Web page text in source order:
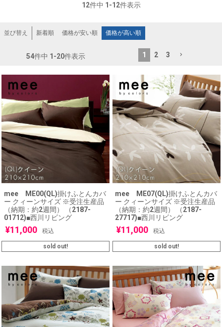
12件中 1 -12件表示
並び替え 新着順 価格が安い順 価格が高い順
54件中 1 -20件表示 1 2 3
mee ME00(QL)掛けふとんカバ
ー クィーンサイズ ※受注生産品
（納期：約2週間） （2187-
01712)■西川リビング
¥11,000 税込
sold out!
mee ME07(QL)掛けふとんカバ
ー クィーンサイズ ※受注生産品
（納期：約2週間） （2187-
27717)■西川リビング
¥11,000 税込
sold out!